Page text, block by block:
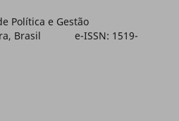
Política e Gestão
Brasil e-ISSN: 1519-